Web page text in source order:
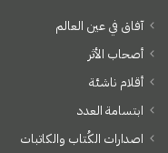
آفاق في عين العالم
أصحاب الأثر
أقلام ناشئة
ابتسامة العدد
اصدارات الكُتاب والكاتبات